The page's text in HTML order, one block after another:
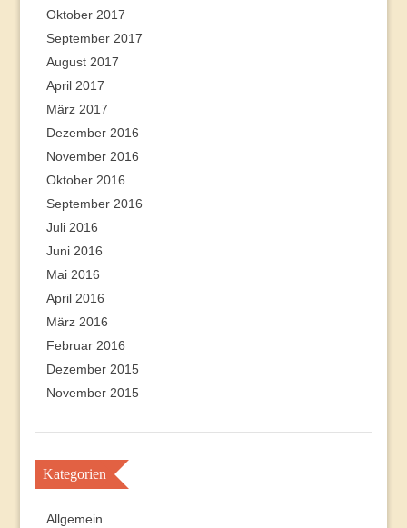
Oktober 2017
September 2017
August 2017
April 2017
März 2017
Dezember 2016
November 2016
Oktober 2016
September 2016
Juli 2016
Juni 2016
Mai 2016
April 2016
März 2016
Februar 2016
Dezember 2015
November 2015
Kategorien
Allgemein